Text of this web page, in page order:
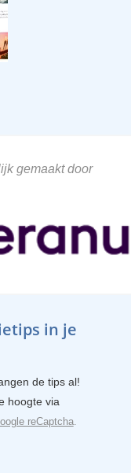
gemaakt door
in je
de tips al!
hoogte via
reCaptcha.